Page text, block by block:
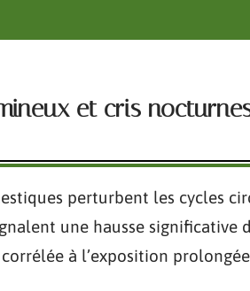
et cris
perturbent les cycles
une hausse
à l’exposition